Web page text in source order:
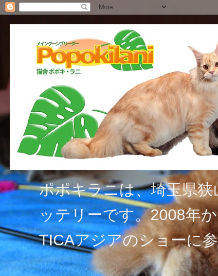
ポポキラニは、埼玉県
ッテリーです。2008年
TICAアジアのショーに